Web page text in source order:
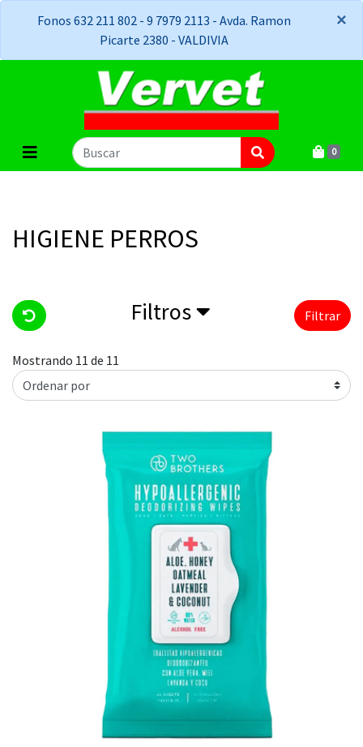
Fonos 632 211 802 - 9 7979 2113 - Avda. Ramon
Picarte 2380 - VALDIVIA
×
×
0
HIGIENE PERROS
Filtros Filtrar
Mostrando 11 de 11